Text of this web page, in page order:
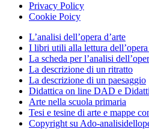
Privacy Policy
Cookie Poicy
L’analisi dell’opera d’arte
I libri utili alla lettura dell’opera
La scheda per l’analisi
La descrizione di un ritratto
La descrizione di un paesaggio
Didattica on line DAD e
Arte nella scuola primaria
Tesi e tesine di arte e mappe
Copyright su Ado-